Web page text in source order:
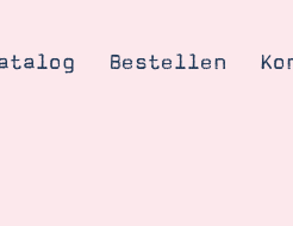
Bestellen